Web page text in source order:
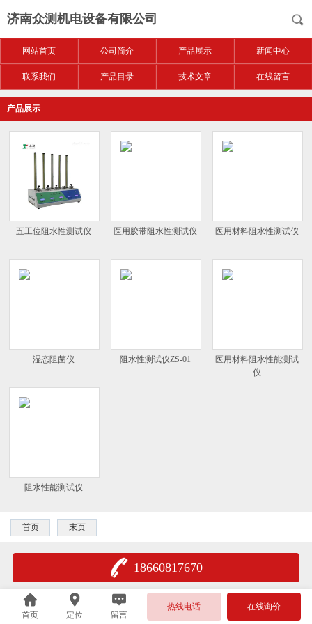
济南众测机电设备有限公司
网站首页 公司简介 产品展示 新闻中心
联系我们 产品目录 技术文章 在线留言
产品展示
五工位阻水性测试仪 医用胶带阻水性测试仪 医用材料阻水性测试仪
湿态阻菌仪 阻水性测试仪ZS-01
医用材料阻水性能测试
仪
阻水性能测试仪
首页 末页
18660817670
首页 定位 留言
热线电话 在线询价